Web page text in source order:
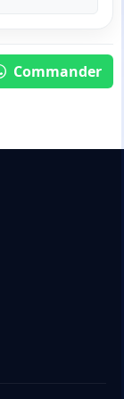
Commander